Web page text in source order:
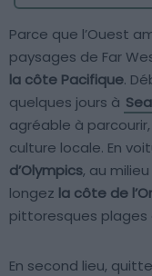
Parce que l’Ouest
paysages de Far
la côte Pacifique.
quelques jours à
agréable à
culture locale. En
d’Olympics, au
longez la côte de
pittoresques plages
En second lieu,